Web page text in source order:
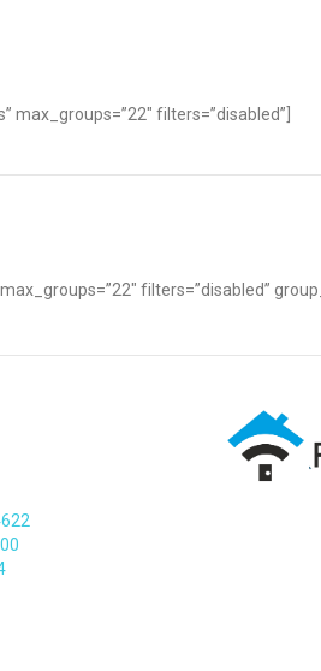
filters=”disabled”]
filters=”disabled”